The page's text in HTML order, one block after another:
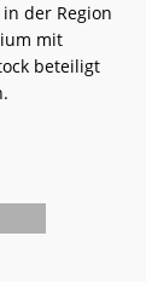
der Region
mit
beteiligt